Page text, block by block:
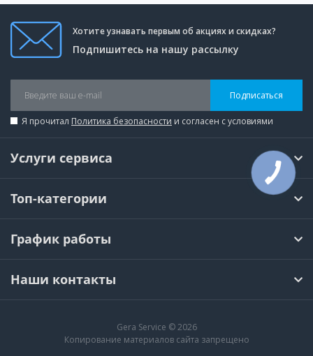
Хотите узнавать первым об акциях и скидках?
Подпишитесь на нашу рассылку
Подписаться
Я прочитал Политика безопасности и согласен с условиями
Услуги сервиса
Топ-категории
График работы
Наши контакты
Gera Service © 2026
Копирование материалов сайта запрещено